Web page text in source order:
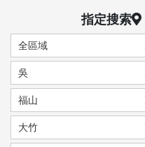
指定搜索
全區域
吳
福山
大竹